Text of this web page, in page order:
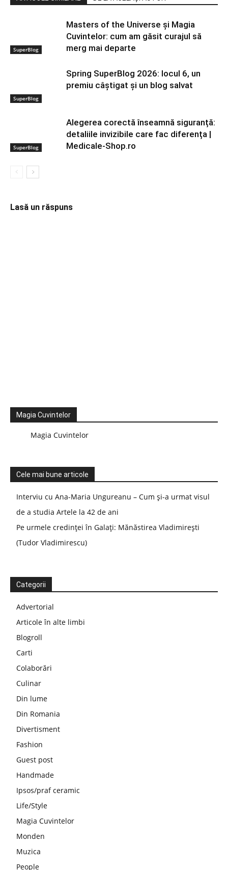
SuperBlog
Masters of the Universe și Magia
Cuvintelor: cum am găsit curajul să
merg mai departe
SuperBlog
Spring SuperBlog 2026: locul 6, un
premiu câștigat și un blog salvat
SuperBlog
Alegerea corectă înseamnă siguranță:
detaliile invizibile care fac diferența |
Medicale-Shop.ro
Lasă un răspuns
Magia Cuvintelor
Magia Cuvintelor
Cele mai bune articole
Interviu cu Ana-Maria Ungureanu – Cum și-a urmat visul
de a studia Artele la 42 de ani
Pe urmele credinței în Galați: Mănăstirea Vladimirești
(Tudor Vladimirescu)
Categorii
Advertorial
Articole în alte limbi
Blogroll
Carti
Colaborări
Culinar
Din lume
Din Romania
Divertisment
Fashion
Guest post
Handmade
Ipsos/praf ceramic
Life/Style
Magia Cuvintelor
Monden
Muzica
People